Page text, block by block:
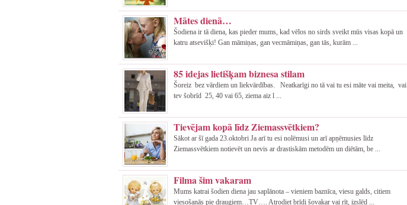
Mātes dienā…
Šodiena ir tā diena, kas pieder mums, kad vēlos no sirds sveikt mūs visas kopā un
katru atsevišķi! Gan māmiņas, gan vecmāmiņas, gan tās, kurām ...
85 idejas lietišķam biznesa stilam
Šoreiz bez vārdiem un liekvārdības. Neatkarīgi no tā vai tu esi māte vai meita, vai
tev šobrīd 25, 40 vai 65, ziema aiz l ...
Tievējam kopā līdz Ziemassvētkiem?
Sākot ar šī gada 23.oktobri Ja arī tu esi nolēmusi un arī apņēmusies līdz
Ziemassvētkiem notievēt un nevis ar drastiskām metodēm un diētām, be ...
Filma šim vakaram
Mums katrai šodien diena jau saplānota – vieniem baznīca, viesu galds, citiem
viesošanās pie draugiem…TV…. Atrodiet brīdi šovakar vai rīt, izslēd ...